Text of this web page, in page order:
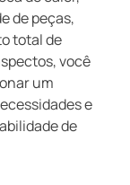
de peças,
total de
você
um
e
de